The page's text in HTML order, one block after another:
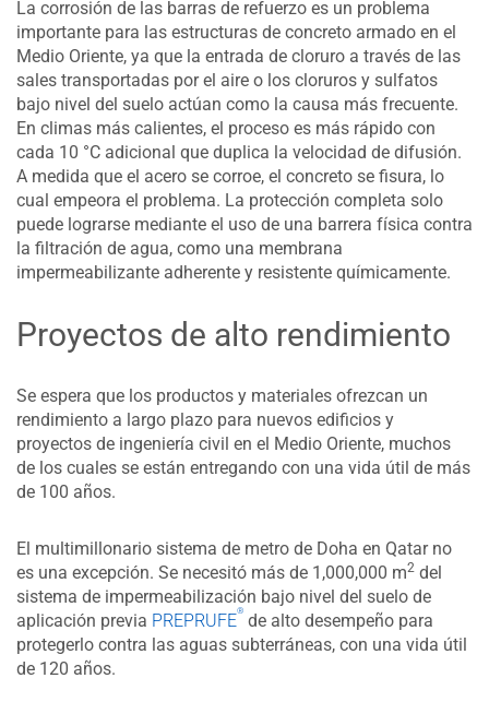
La corrosión de las barras de refuerzo es un problema
importante para las estructuras de concreto armado en el
Medio Oriente, ya que la entrada de cloruro a través de las
sales transportadas por el aire o los cloruros y sulfatos
bajo nivel del suelo actúan como la causa más frecuente.
En climas más calientes, el proceso es más rápido con
cada 10 °C adicional que duplica la velocidad de difusión.
A medida que el acero se corroe, el concreto se fisura, lo
cual empeora el problema. La protección completa solo
puede lograrse mediante el uso de una barrera física contra
la filtración de agua, como una membrana
impermeabilizante adherente y resistente químicamente.
Proyectos de alto rendimiento
Se espera que los productos y materiales ofrezcan un
rendimiento a largo plazo para nuevos edificios y
proyectos de ingeniería civil en el Medio Oriente, muchos
de los cuales se están entregando con una vida útil de más
de 100 años.
El multimillonario sistema de metro de Doha en Qatar no
es una excepción. Se necesitó más de 1,000,000 m2 del
sistema de impermeabilización bajo nivel del suelo de
aplicación previa PREPRUFE
®
de alto desempeño para
protegerlo contra las aguas subterráneas, con una vida útil
de 120 años.